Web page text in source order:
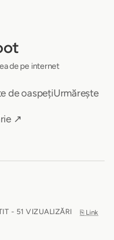
de pe internet
de oaspețiUrmărește
↗
- 51 VIZUALIZĂRI ⎘ Link